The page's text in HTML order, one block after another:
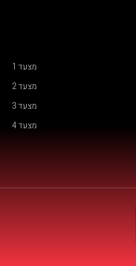
מצעד 1
מצעד 2
מצעד 3
מצעד 4